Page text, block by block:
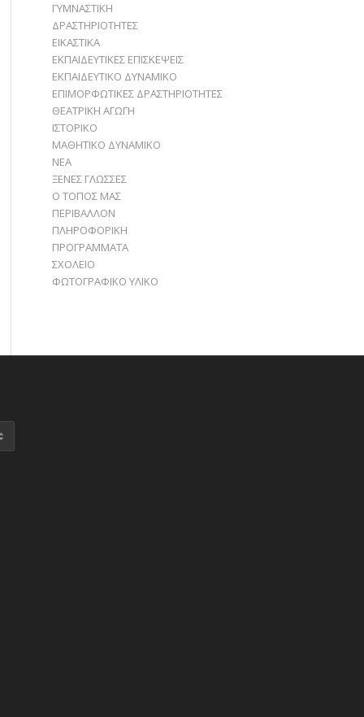
ΓΥΜΝΑΣΤΙΚΗ
ΔΡΑΣΤΗΡΙΟΤΗΤΕΣ
ΕΙΚΑΣΤΙΚΑ
ΕΚΠΑΙΔΕΥΤΙΚΕΣ ΕΠΙΣΚΕΨΕΙΣ
ΕΚΠΑΙΔΕΥΤΙΚΟ ΔΥΝΑΜΙΚΟ
ΕΠΙΜΟΡΦΩΤΙΚΕΣ ΔΡΑΣΤΗΡΙΟΤΗΤΕΣ
ΘΕΑΤΡΙΚΗ ΑΓΩΓΗ
ΙΣΤΟΡΙΚΟ
ΜΑΘΗΤΙΚΟ ΔΥΝΑΜΙΚΟ
ΝΕΑ
ΞΕΝΕΣ ΓΛΩΣΣΕΣ
Ο ΤΟΠΟΣ ΜΑΣ
ΠΕΡΙΒΑΛΛΟΝ
ΠΛΗΡΟΦΟΡΙΚΗ
ΠΡΟΓΡΑΜΜΑΤΑ
ΣΧΟΛΕΙΟ
ΦΩΤΟΓΡΑΦΙΚΟ ΥΛΙΚΟ